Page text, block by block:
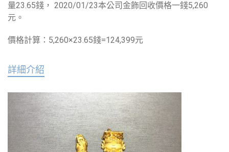
量23.65錢， 2020/01/23本公司金飾回收價格一錢5,260
元。
價格計算：5,260×23.65錢=124,399元
詳細介紹